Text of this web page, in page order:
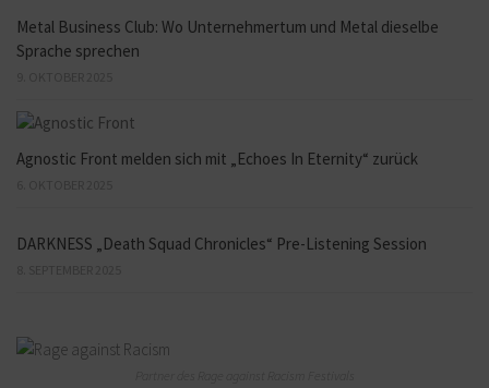
Metal Business Club: Wo Unternehmertum und Metal dieselbe
Sprache sprechen
Agnostic Front melden sich mit „Echoes In Eternity“ zurück
DARKNESS „Death Squad Chronicles“ Pre-Listening Session